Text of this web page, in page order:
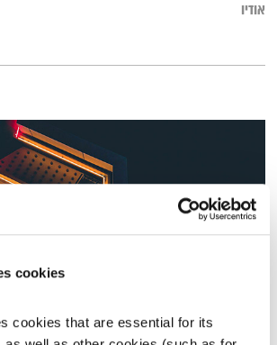
cookies
cookies that are essential for its
אודיו
דברי תורה